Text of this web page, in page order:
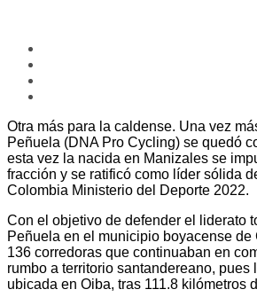
Otra más para la caldense. Una vez
Peñuela (DNA Pro Cycling) se quedó
esta vez la nacida en Manizales se
fracción y se ratificó como líder sólida
Colombia Ministerio del Deporte 2022.
Con el objetivo de defender el liderato
Peñuela en el municipio boyacense
136 corredoras que continuaban en
rumbo a territorio santandereano, pues
ubicada en Oiba, tras 111.8 kilómetros